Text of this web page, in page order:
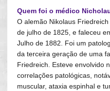
Quem foi o médico
O alemão Nikolaus
de julho de 1825, e faleceu
Julho de 1882. Foi um
da terceira geração de uma
Friedreich. Esteve envolvido
correlações patológicas,
muscular, ataxia espinhal e